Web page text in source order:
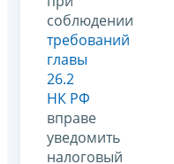
соблюдении
требований
главы
26.2
НК РФ
вправе
уведомить
налоговый